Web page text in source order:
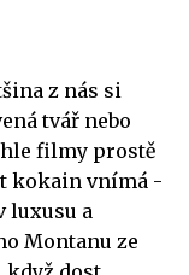
z nás si
tvář nebo
filmy prostě
kokain vnímá -
luxusu a
Montanu ze